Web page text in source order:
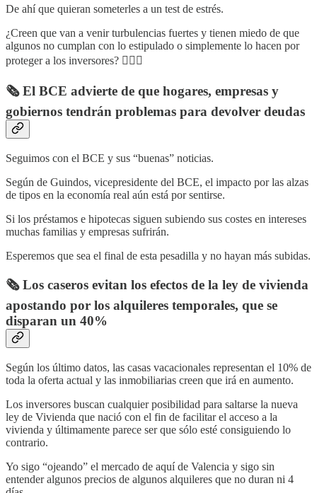
De ahí que quieran someterles a un test de estrés.
¿Creen que van a venir turbulencias fuertes y tienen miedo de que
algunos no cumplan con lo estipulado o simplemente lo hacen por
proteger a los inversores? 🤷🏼‍♂️
🗞️ El BCE advierte de que hogares, empresas y
gobiernos tendrán problemas para devolver deudas
Seguimos con el BCE y sus “buenas” noticias.
Según de Guindos, vicepresidente del BCE, el impacto por las alzas
de tipos en la economía real aún está por sentirse.
Si los préstamos e hipotecas siguen subiendo sus costes en intereses
muchas familias y empresas sufrirán.
Esperemos que sea el final de esta pesadilla y no hayan más subidas.
🗞️ Los caseros evitan los efectos de la ley de vivienda
apostando por los alquileres temporales, que se
disparan un 40%
Según los último datos, las casas vacacionales representan el 10% de
toda la oferta actual y las inmobiliarias creen que irá en aumento.
Los inversores buscan cualquier posibilidad para saltarse la nueva
ley de Vivienda que nació con el fin de facilitar el acceso a la
vivienda y últimamente parece ser que sólo esté consiguiendo lo
contrario.
Yo sigo “ojeando” el mercado de aquí de Valencia y sigo sin
entender algunos precios de algunos alquileres que no duran ni 4